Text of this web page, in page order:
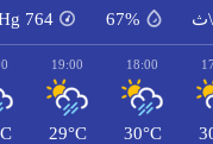
67%
764
18:00
30°C
19:00
29°C